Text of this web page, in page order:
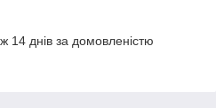
14 днів за домовленістю